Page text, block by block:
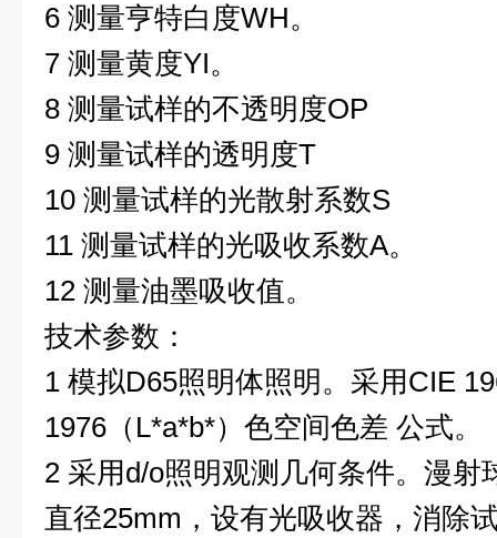
6 测量亨特白度WH。
7 测量黄度YI。
8 测量试样的不透明度OP
9 测量试样的透明度T
10 测量试样的光散射系数S
11 测量试样的光吸收系数A。
12 测量油墨吸收值。
技术参数：
1 模拟D65照明体照明。采用CIE
1976（L*a*b*）色空间色差 公式。
2 采用d/o照明观测几何条件。漫射
直径25mm，设有光吸收器，消除